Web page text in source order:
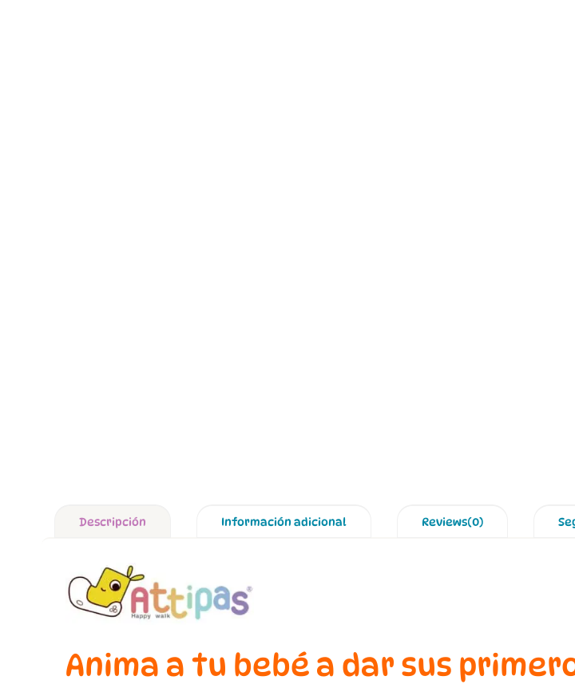
Descripción Información adicional Reviews(0)
Anima a tu bebé a dar sus